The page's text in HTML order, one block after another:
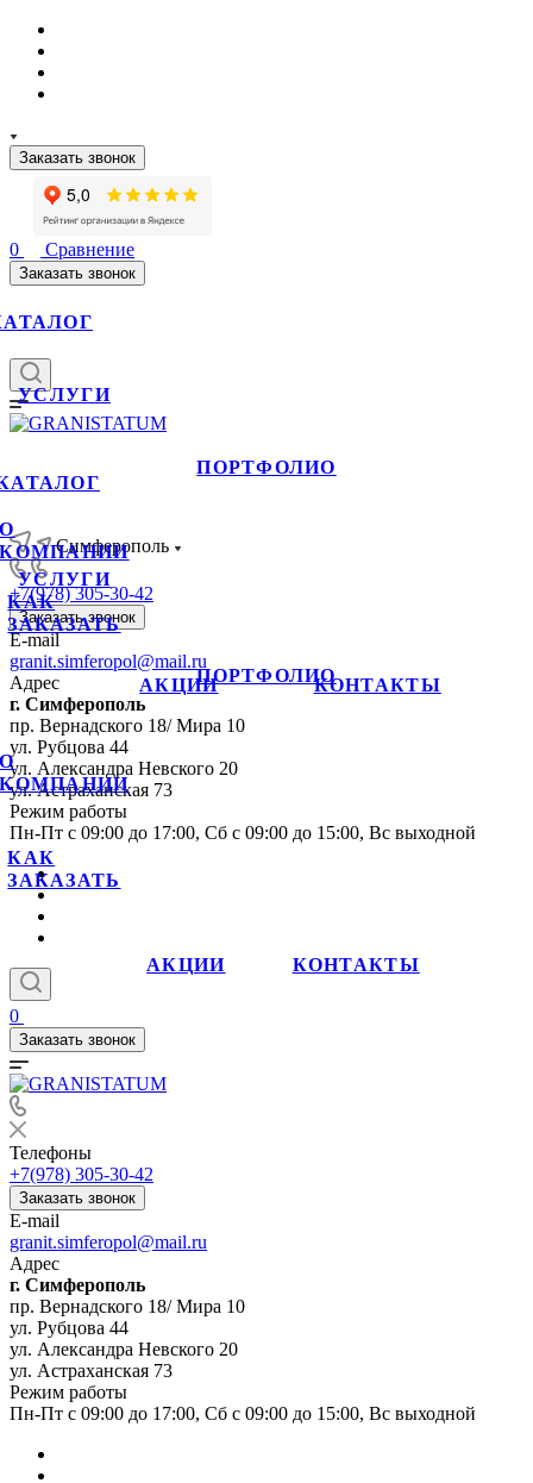
Заказать звонок
0 Сравнение
Заказать звонок
УСЛУГИ
ПОРТФОЛИО
О
КОМПАНИИ
КАК
ЗАКАЗАТЬ
АКЦИИ КОНТАКТЫ
УСЛУГИ
ПОРТФОЛИО
О
КОМПАНИИ
КАК
ЗАКАЗАТЬ
АКЦИИ КОНТАКТЫ
Симферополь
+7(978) 305-30-42
Заказать звонок
E-mail
granit.simferopol@mail.ru
Адрес
г. Симферополь
пр. Вернадского 18/ Мира 10
ул. Рубцова 44
ул. Александра Невского 20
ул. Астраханская 73
Режим работы
Пн-Пт с 09:00 до 17:00, Сб с 09:00 до 15:00, Вс выходной
0
Заказать звонок
Телефоны
+7(978) 305-30-42
Заказать звонок
E-mail
granit.simferopol@mail.ru
Адрес
г. Симферополь
пр. Вернадского 18/ Мира 10
ул. Рубцова 44
ул. Александра Невского 20
ул. Астраханская 73
Режим работы
Пн-Пт с 09:00 до 17:00, Сб с 09:00 до 15:00, Вс выходной